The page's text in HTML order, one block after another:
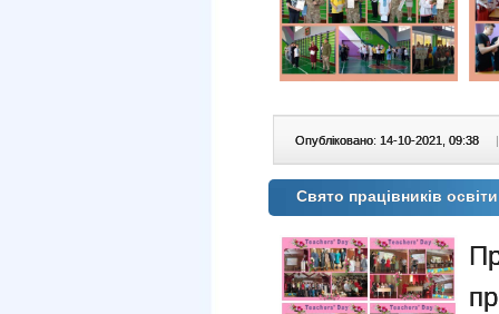
Опубліковано: 14-10-2021, 09:38 |
Свято працівників